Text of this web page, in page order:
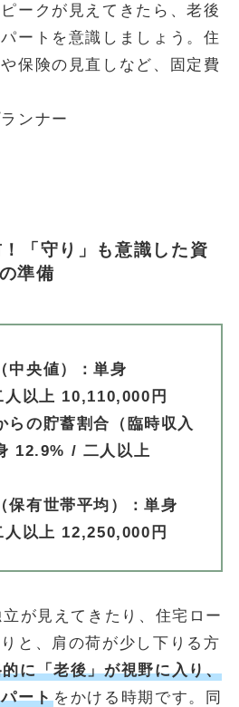
ークが見えてきたら、老後
ートを意識しましょう。住
保険の見直しなど、固定費
ンナー
！「守り」も意識した資
準備
中央値）：単身
以上 10,110,000円
らの貯蓄割合（臨時収入
12.9% / 二人以上
保有世帯平均）：単身
以上 12,250,000円
が見えてきたり、住宅ロー
と、肩の荷が少し下りる方
に「老後」が視野に入り、
ートをかける時期です。同